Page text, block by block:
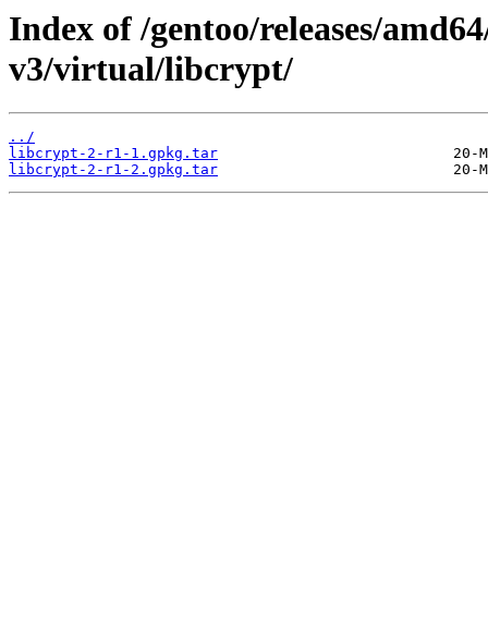
Index of /gentoo/releases/
v3/virtual/libcrypt/
../
libcrypt-2-r1-1.gpkg.tar
libcrypt-2-r1-2.gpkg.tar